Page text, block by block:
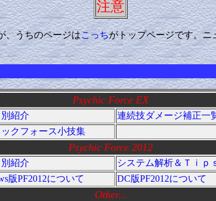
注意
、うちのページはこっちがトップページです。
Psychic Force EX
紹介
連続技ダメージ補正一
クフォース小技集
Psychic Force 2012
紹介
システム解析＆Ｔｉｐ
版PF2012について
DC版PF2012について
Other...